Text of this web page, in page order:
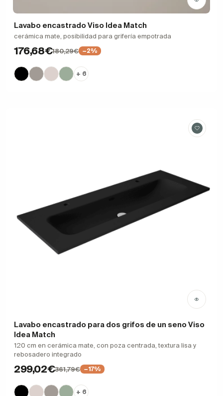
Lavabo encastrado Viso Idea Match
cerámica mate, posibilidad para grifería empotrada
176,68€180,29€ −2%
+ 6
Lavabo encastrado para dos grifos de un seno Viso
Idea Match
120 cm en cerámica mate, con poza centrada, textura lisa y
rebosadero integrado
299,02€361,79€ −17%
+ 6